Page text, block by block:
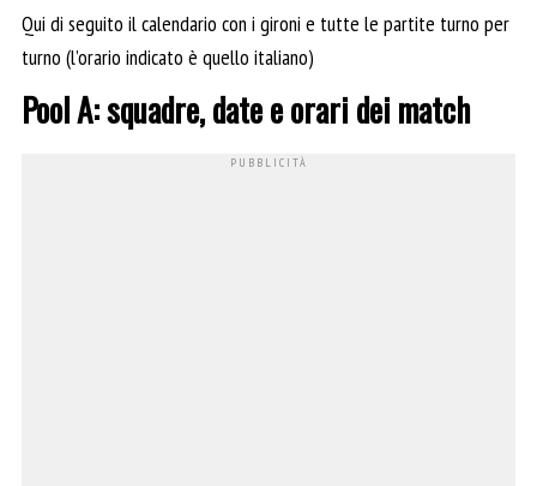
Qui di seguito il calendario con i gironi e tutte le partite turno per
turno (l’orario indicato è quello italiano)
Pool A: squadre, date e orari dei match